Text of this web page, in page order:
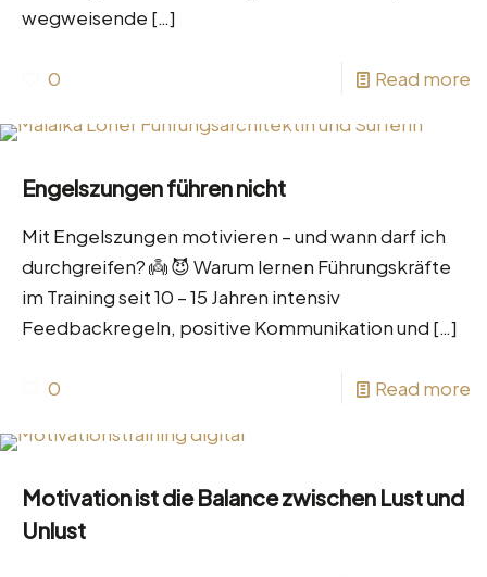
wegweisende […]
0 Read more
Engelszungen führen nicht
Mit Engelszungen motivieren – und wann darf ich
durchgreifen? 👼 😈 Warum lernen Führungskräfte
im Training seit 10 – 15 Jahren intensiv
Feedbackregeln, positive Kommunikation und […]
0 Read more
Motivation ist die Balance zwischen Lust und
Unlust